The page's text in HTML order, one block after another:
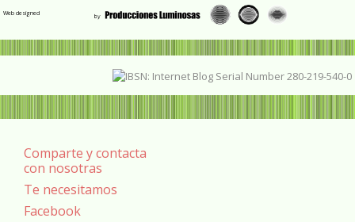
Web designed
Comparte y contacta
con nosotras
Te necesitamos
Facebook